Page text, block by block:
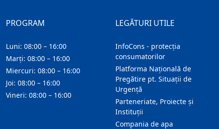
LEGĂTURI UTILE
InfoCons - protecția
consumatorilor
Platforma Națională de
Pregătire pt. Situații de
Urgență
Parteneriate, Proiecte și
Instituții
Compania de apa
PROGRAM
Luni: 08:00 – 16:00
Marți: 08:00 – 16:00
Miercuri: 08:00 – 16:00
Joi: 08:00 – 16:00
Vineri: 08:00 – 16:00